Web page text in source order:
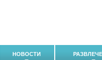
НОВОСТИ